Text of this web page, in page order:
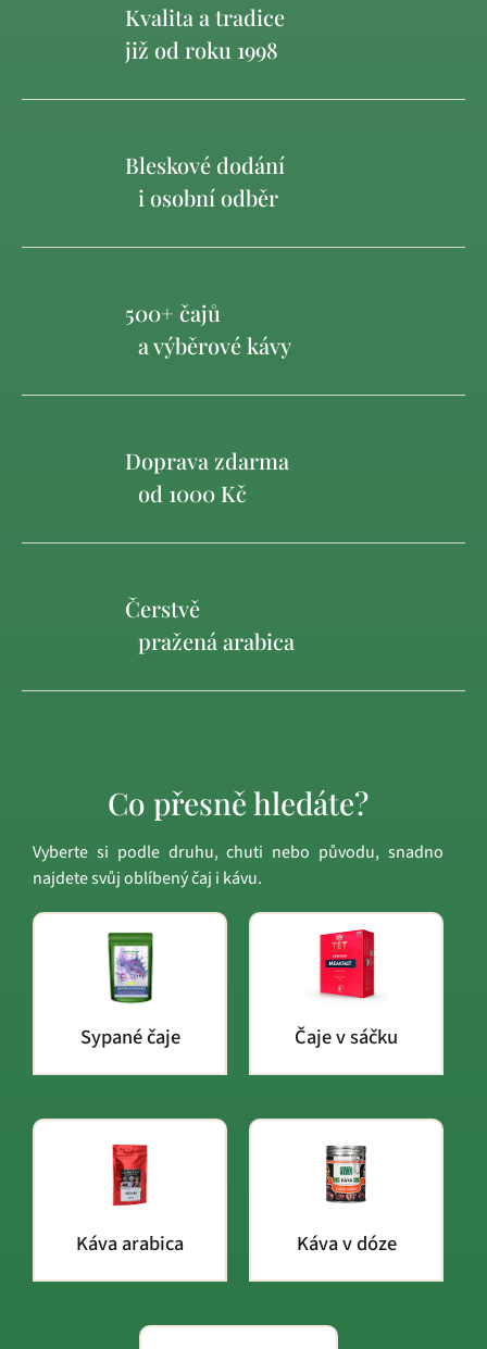
Kvalita a tradice
již od roku 1998
Bleskové dodání
i osobní odběr
500+ čajů
a výběrové kávy
Doprava zdarma
od 1000 Kč
Čerstvě
pražená arabica
Co přesně hledáte?
Vyberte si podle druhu, chuti nebo původu, snadno
najdete svůj oblíbený čaj i kávu.
Sypané čaje Čaje v sáčku
Káva arabica Káva v dóze